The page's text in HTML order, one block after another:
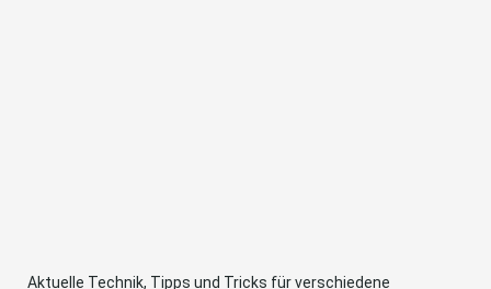
Aktuelle Technik, Tipps und Tricks für verschiedene